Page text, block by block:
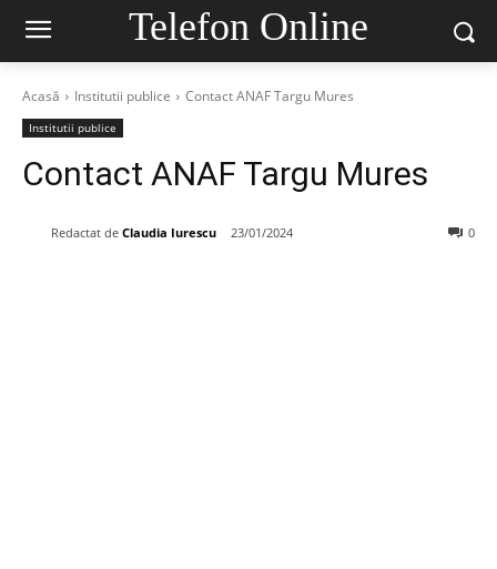
Telefon Online
Acasă Institutii publice Contact ANAF Targu Mures
Institutii publice
Contact ANAF Targu Mures
Redactat de Claudia Iurescu 23/01/2024 0